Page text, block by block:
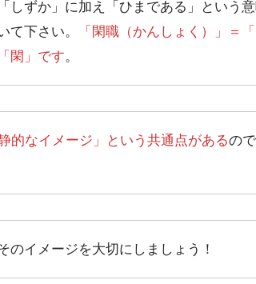
しずか」に加え「ひまである」という
て下さい。
「閑職（かんしょく）」＝
閑」です。
的なイメージ」という共通点があるので
のイメージを大切にしましょう！